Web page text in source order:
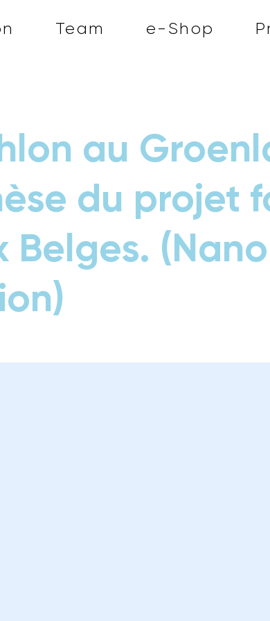
Team e-Shop
au
du projet
Belges.